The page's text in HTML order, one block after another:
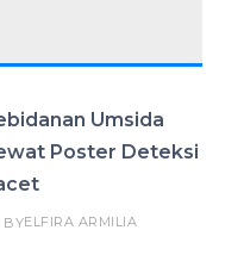
Umsida
Poster Deteksi
BYELFIRA ARMILIA